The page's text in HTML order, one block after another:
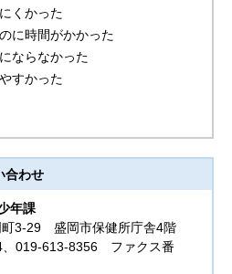
くかった
に時間がかかった
ならなかった
すかった
合わせ
年課
3-29 盛岡市保健所庁舎4階
、019-613-8356 ファクス番